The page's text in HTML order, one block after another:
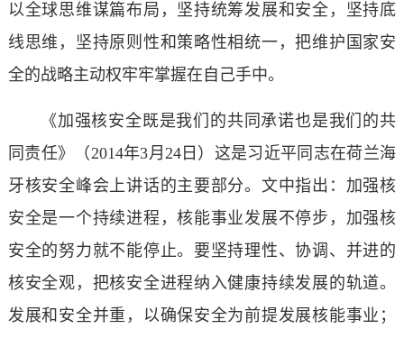
以全球思维谋篇布局，坚持统筹发展和安全，坚持底
线思维，坚持原则性和策略性相统一，把维护国家安
全的战略主动权牢牢掌握在自己手中。
《加强核安全既是我们的共同承诺也是我们的共
同责任》（2014年3月24日）这是习近平同志在荷兰海
牙核安全峰会上讲话的主要部分。文中指出：加强核
安全是一个持续进程，核能事业发展不停步，加强核
安全的努力就不能停止。要坚持理性、协调、并进的
核安全观，把核安全进程纳入健康持续发展的轨道。
发展和安全并重，以确保安全为前提发展核能事业；